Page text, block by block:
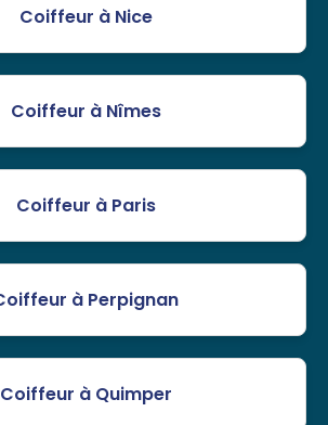
Coiffeur à Nice
Coiffeur à Nîmes
Coiffeur à Paris
à Perpignan
Coiffeur à Quimper